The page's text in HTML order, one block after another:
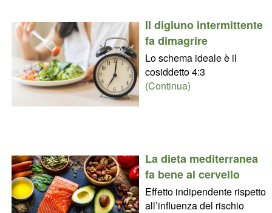
Il digiuno intermittente
fa dimagrire
Lo schema ideale è il
cosiddetto 4:3
(Continua)
La dieta mediterranea
fa bene al cervello
Effetto indipendente rispetto
all’influenza del rischio